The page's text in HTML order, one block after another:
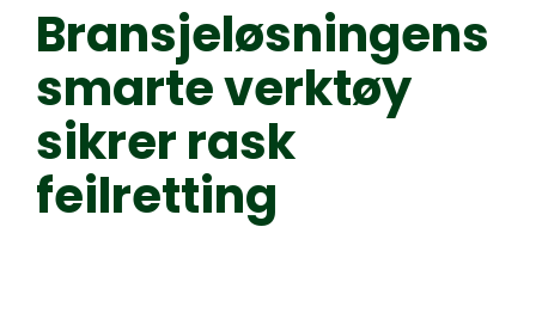
Bransjeløsningens
smarte verktøy
sikrer rask
feilretting